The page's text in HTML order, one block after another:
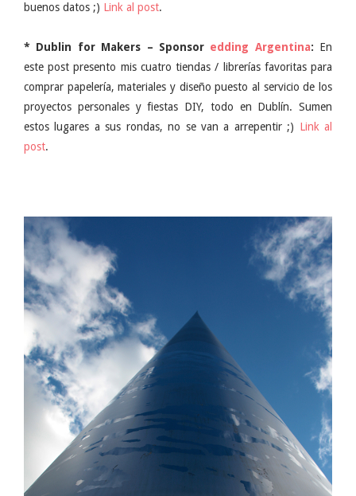
buenos datos ;) Link al post.
* Dublin for Makers – Sponsor edding Argentina: En
este post presento mis cuatro tiendas / librerías favoritas para
comprar papelería, materiales y diseño puesto al servicio de los
proyectos personales y fiestas DIY, todo en Dublín. Sumen
estos lugares a sus rondas, no se van a arrepentir ;) Link al
post.